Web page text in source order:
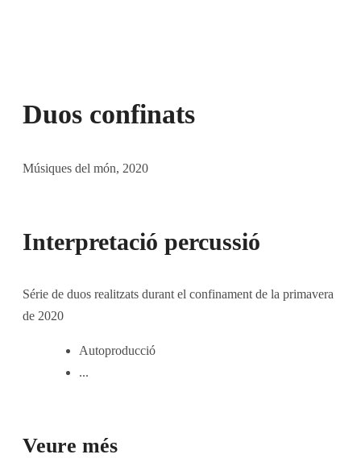
Duos confinats
Músiques del món, 2020
Interpretació percussió
Série de duos realitzats durant el confinament de la primavera
de 2020
Autoproducció
...
Veure més